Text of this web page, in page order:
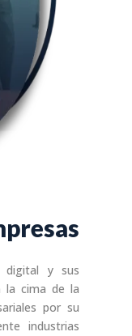
digital y sus
la cima de la
por su
industrias